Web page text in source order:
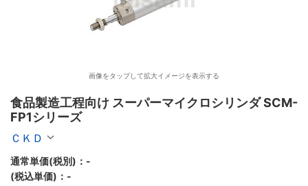
画像をタップして拡大イメージを表示する
食品製造工程向け スーパーマイクロシリンダ SCM-
FP1シリーズ
ＣＫＤ
通常単価(税別)： -
(税込単価)： -